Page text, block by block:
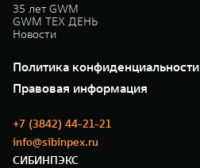
35 лет GWM
GWM ТЕХ ДЕНЬ
Новости
Политика конфиденциальности
Правовая информация
+7 (3842) 44-21-21
info@sibinpex.ru
СИБИНПЭКС